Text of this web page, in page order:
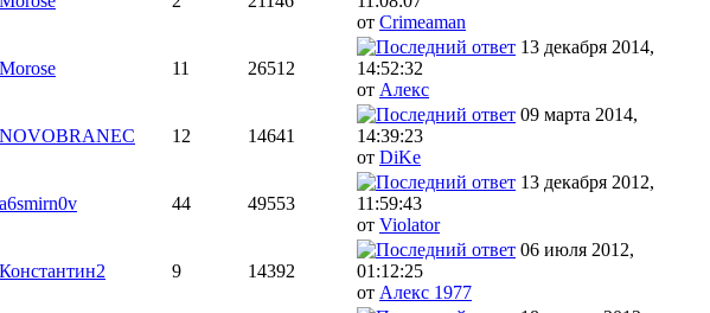
от Crimeaman
Morose 11 26512
13 декабря 2014,
14:52:32
от Алекс
NOVOBRANEC 12 14641
09 марта 2014,
14:39:23
от DiKe
a6smirn0v 44 49553
13 декабря 2012,
11:59:43
от Violator
Константин2 9 14392
06 июля 2012,
01:12:25
от Алекc 1977